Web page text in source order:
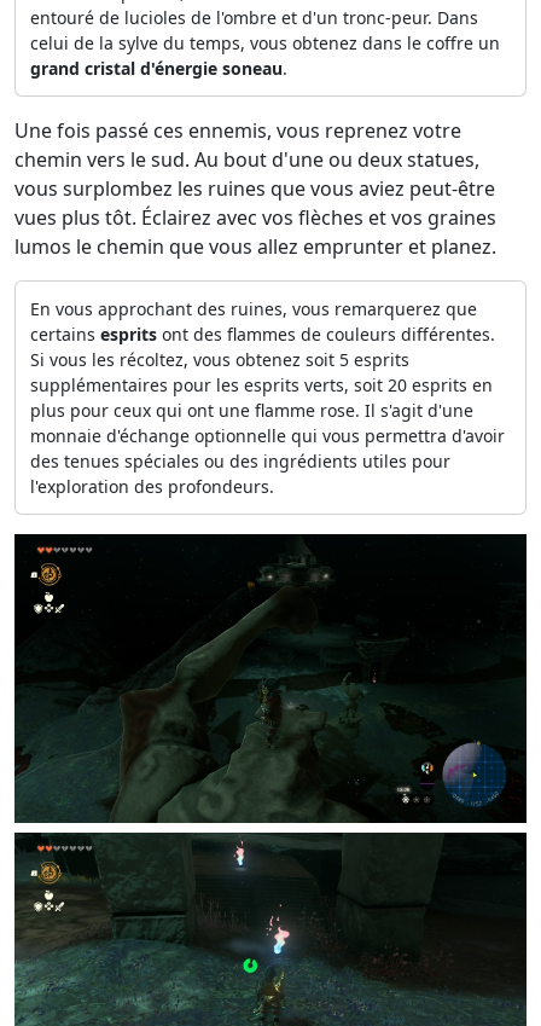
entouré de lucioles de l'ombre et d'un tronc-peur. Dans
celui de la sylve du temps, vous obtenez dans le coffre un
grand cristal d'énergie soneau.
Une fois passé ces ennemis, vous reprenez votre
chemin vers le sud. Au bout d'une ou deux statues,
vous surplombez les ruines que vous aviez peut-être
vues plus tôt. Éclairez avec vos flèches et vos graines
lumos le chemin que vous allez emprunter et planez.
En vous approchant des ruines, vous remarquerez que
certains esprits ont des flammes de couleurs différentes.
Si vous les récoltez, vous obtenez soit 5 esprits
supplémentaires pour les esprits verts, soit 20 esprits en
plus pour ceux qui ont une flamme rose. Il s'agit d'une
monnaie d'échange optionnelle qui vous permettra d'avoir
des tenues spéciales ou des ingrédients utiles pour
l'exploration des profondeurs.